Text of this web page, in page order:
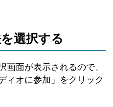
選択する
画面が表示されるので、
ィオに参加」をクリック